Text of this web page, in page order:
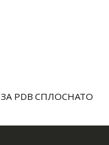
PDB СПЛОСНАТО